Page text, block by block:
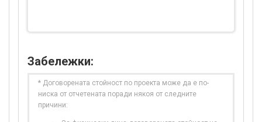
Забележки:
* Договорената стойност по проекта може да е по-
ниска от отчетената поради някоя от следните
причини: